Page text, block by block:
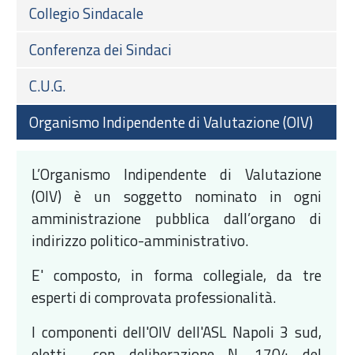
Collegio Sindacale
Conferenza dei Sindaci
C.U.G.
Organismo Indipendente di Valutazione (OIV)
L’Organismo Indipendente di Valutazione
(OIV) è un soggetto nominato in ogni
amministrazione pubblica dall’organo di
indirizzo politico-amministrativo.
E' composto, in forma collegiale, da tre
esperti di comprovata professionalità.
I componenti dell'OIV dell'ASL Napoli 3 sud,